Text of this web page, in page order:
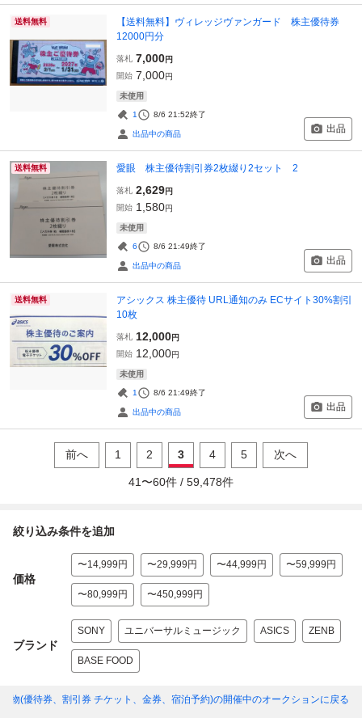
送料無料
【送料無料】ヴィレッジヴァンガード 株主優待券
12000円分
落札 7,000円
開始 7,000円
未使用
1 8/6 21:52終了
出品中の商品 出品
送料無料 愛眼 株主優待割引券2枚綴り2セット 2
落札 2,629円
開始 1,580円
未使用
6 8/6 21:49終了
出品中の商品 出品
送料無料
アシックス 株主優待 URL通知のみ ECサイト30%割引
10枚
落札 12,000円
開始 12,000円
未使用
1 8/6 21:49終了
出品中の商品 出品
前へ 1 2 3 4 5 次へ
41 〜60件 / 59,478件
絞り込み条件を追加
価格
〜14,999円 〜29,999円 〜44,999円 〜59,999円
〜80,999円 〜450,999円
ブランド
SONY ユニバーサルミュージック ASICS ZENB
BASE FOOD
物(優待券、割引券 チケット、金券、宿泊予約)の開催中のオークションに戻る